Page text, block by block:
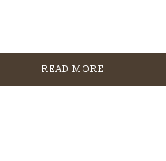
READ MORE